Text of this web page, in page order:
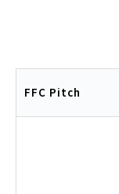
FFC Pitch